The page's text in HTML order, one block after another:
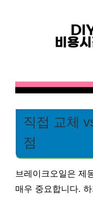
직접 교체
점
브레이크오일은 제
매우 중요합니다.